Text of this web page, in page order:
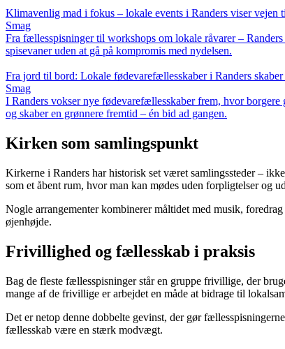
Klimavenlig mad i fokus – lokale events i Randers viser vejen
Smag
Fra fællesspisninger til workshops om lokale råvarer –
spisevaner uden at gå på kompromis med nydelsen.
Fra jord til bord: Lokale fødevarefællesskaber i Randers
Smag
I Randers vokser nye fødevarefællesskaber frem, hvor
og skaber en grønnere fremtid – én bid ad gangen.
Kirken som samlingspunkt
Kirkerne i Randers har historisk set været samlingssteder –
som et åbent rum, hvor man kan mødes uden forpligtelser og
Nogle arrangementer kombinerer måltidet med musik,
øjenhøjde.
Frivillighed og fællesskab i praksis
Bag de fleste fællesspisninger står en gruppe frivillige, der
mange af de frivillige er arbejdet en måde at bidrage til
Det er netop denne dobbelte gevinst, der gør
fællesskab være en stærk modvægt.